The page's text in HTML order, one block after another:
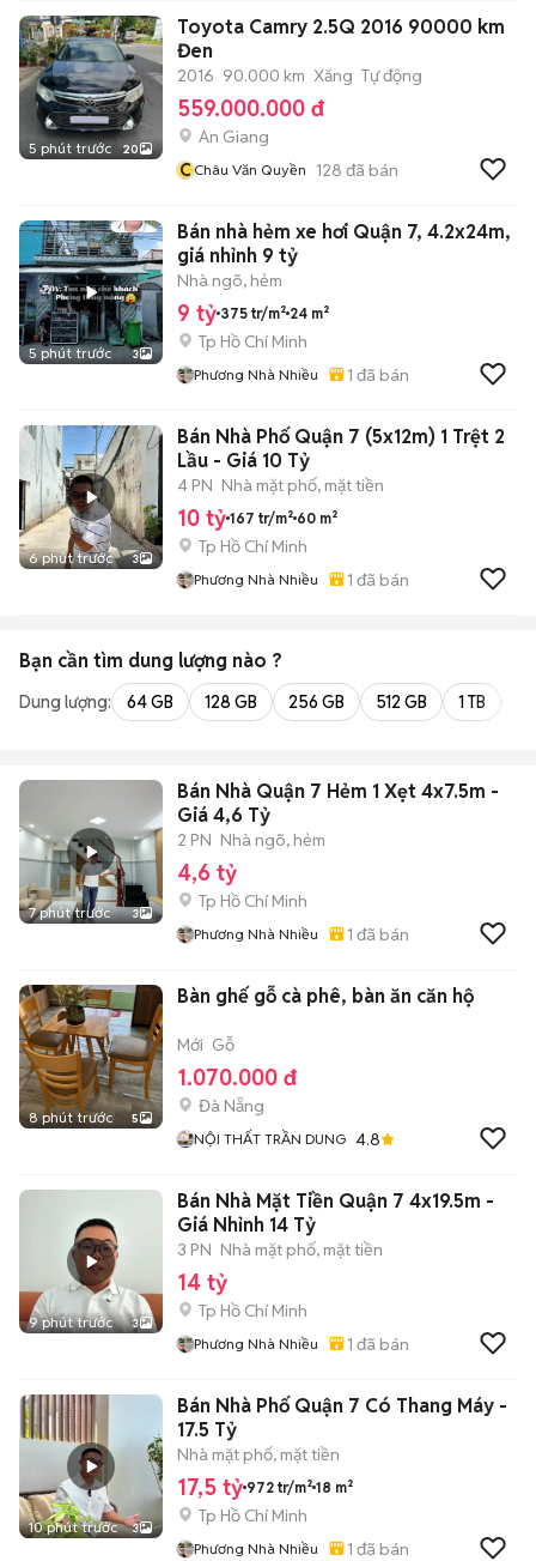
5 phút trước 20
Toyota Camry 2.5Q 2016 90000 km
Đen
2016 90.000 km Xăng Tự động
559.000.000 đ
An Giang
CChâu Văn Quyền 128 đã bán
5 phút trước 3
Bán nhà hẻm xe hơi Quận 7, 4.2x24m,
giá nhỉnh 9 tỷ
Nhà ngõ, hẻm
9 tỷ 375 tr/m² 24 m²
Tp Hồ Chí Minh
Phương Nhà Nhiều 1 đã bán
6 phút trước 3
Bán Nhà Phố Quận 7 (5x12m) 1 Trệt 2
Lầu - Giá 10 Tỷ
4 PN Nhà mặt phố, mặt tiền
10 tỷ 167 tr/m² 60 m²
Tp Hồ Chí Minh
Phương Nhà Nhiều 1 đã bán
Bạn cần tìm dung lượng nào ?
Dung lượng: 64 GB 128 GB 256 GB 512 GB 1 TB
7 phút trước 3
Bán Nhà Quận 7 Hẻm 1 Xẹt 4x7.5m -
Giá 4,6 Tỷ
2 PN Nhà ngõ, hẻm
4,6 tỷ
Tp Hồ Chí Minh
Phương Nhà Nhiều 1 đã bán
8 phút trước 5
Bàn ghế gỗ cà phê, bàn ăn căn hộ
Mới Gỗ
1.070.000 đ
Đà Nẵng
NỘI THẤT TRẦN DUNG 4.8
9 phút trước 3
Bán Nhà Mặt Tiền Quận 7 4x19.5m -
Giá Nhỉnh 14 Tỷ
3 PN Nhà mặt phố, mặt tiền
14 tỷ
Tp Hồ Chí Minh
Phương Nhà Nhiều 1 đã bán
10 phút trước 3
Bán Nhà Phố Quận 7 Có Thang Máy -
17.5 Tỷ
Nhà mặt phố, mặt tiền
17,5 tỷ 972 tr/m² 18 m²
Tp Hồ Chí Minh
Phương Nhà Nhiều 1 đã bán